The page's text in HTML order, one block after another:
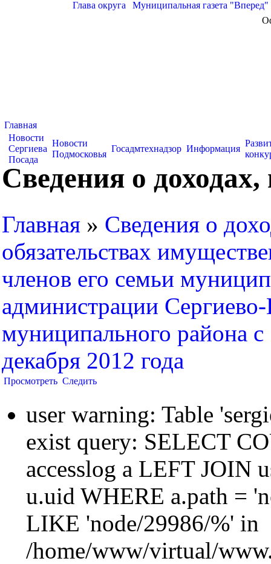
Глава округа Муниципальная газета "Вперед"
Главная
Новости
Сергиева
Посада
Новости
Подмосковья
Госадмтехнадзор Информация
Сведения о
Главная » Сведения о
обязательствах
членов его семьи
администрации
муниципального района с
декабря 2012 года
Просмотреть Следить
user warning: Table
exist query: SELECT
accesslog a LEFT JOIN
u.uid WHERE a.path =
LIKE 'node/29986/%' in
/home/www/virtual/